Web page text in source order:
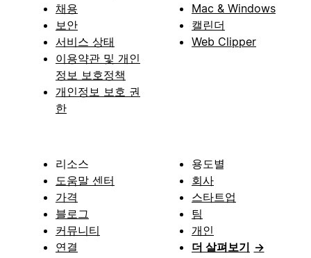
채용
보안
서비스 상태
이용약관 및 개인
정보 보호정책
개인정보 보호 권
한
Mac & Windows
캘린더
Web Clipper
리소스
도움말 센터
가격
블로그
커뮤니티
연결
용도별
회사
스타트업
팀
개인
더 살펴보기 →